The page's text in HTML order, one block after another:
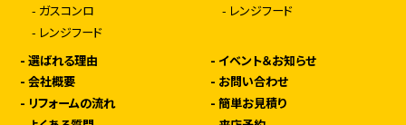
- ガスコンロ
- レンジフード
- レンジフード
- 選ばれる理由
- 会社概要
- リフォームの流れ
- イベント＆お知らせ
- お問い合わせ
-簡単お見積り